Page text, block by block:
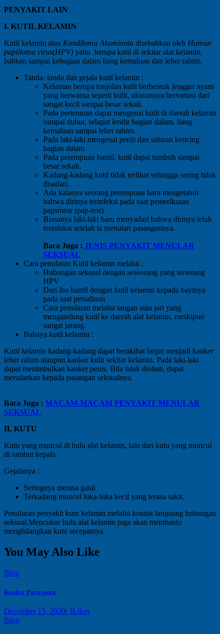
PENYAKIT LAIN
I. KUTIL KELAMIN
Kutil kelamin atau Kandiloma Akuminata disebabkan oleh Human
papilloma virus(HPV) yaitu berupa kutil di sekitar alat kelamin,
bahkan sampai kebagian dalam liang kemaluan dan leher rahim.
Tanda- tanda dan gejala kutil kelamin :
Kelainan berupa tonjolan kulit berbentuk jengger ayam
yang berwarna seperti kulit, ukurannya bervariasi dari
sangat kecil sampai besar sekali.
Pada pertemuan dapat mengenai kulit di daerah kelamin
sampai dubur, selaput lendir bagian dalam, liang
kemaluan sampai leher rahim.
Pada laki-laki mengenai penis dan saluran kencing
bagian dalam
Pada perempuan hamil, kutil dapat tumbuh sampai
besar sekali.
Kadang-kadang kutil tidak terlihat sehingga sering tidak
disadari.
Ada kalanya seorang perempuan baru mengetahui
bahwa dirinya terinfeksi pada saat pemeriksaan
papsmear (pap-test)
Biasanya laki-laki baru menyadari bahwa dirinya telah
terinfeksi setelah ia menulari pasangannya.
Baca Juga : JENIS PENYAKIT MENULAR
SEKSUAL
Cara penularan Kutil kelamin melalui :
Hubungan seksual dengan seseorang yang terserang
HPV
Dari ibu hamil dengan kutil kelamin kepada bayinya
pada saat persalinan
Cara penularan melalui tangan atau jari yang
mengandung kutil ke daerah alat kelamin, meskipun
sangat jarang.
Bahaya kutil kelamin :
Kutil kelamin kadang-kadang dapat berakibat lanjut menjadi kanker
leher rahim ataupun kanker kulit sekitar kelamin. Pada laki-laki
dapat menimbulkan kanker penis. Bila tidak diobati, dapat
menularkan kepada pasangan seksualnya.
Baca Juga : MACAM-MACAM PENYAKIT MENULAR
SEKSUAL
II. KUTU
Kutu yang muncul di bulu alat kelamin, lain dari kutu yang muncul
di rambut kepala
Gejalanya :
Seringnya merasa gatal
Terkadang muncul luka-luka kecil yang terasa sakit.
Penularan penyakit kutu kelamin melalui kontak langsung hubungan
seksual.Mencukur bulu alat kelamin juga akan membantu
menghilangkan kutu secepatnya.
You May Also Like
Blog
Kanker Paru-paru
December 15, 2020| 3Likes
Blog